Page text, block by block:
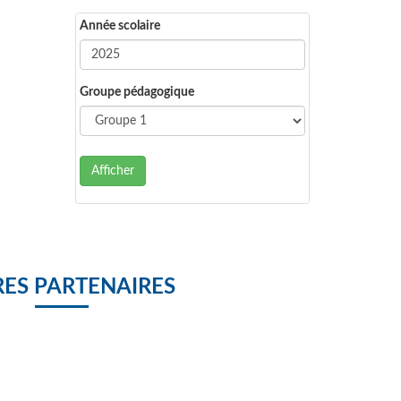
Année scolaire
Groupe pédagogique
Afficher
PARTENAIRES